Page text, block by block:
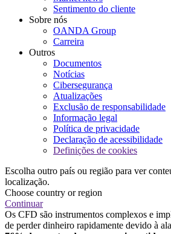
Sentimento do cliente
Sobre nós
OANDA Group
Carreira
Outros
Documentos
Notícias
Cibersegurança
Atualizações
Exclusão de responsabilidade
Informação legal
Política de privacidade
Declaração de acessibilidade
Definições de cookies
Escolha outro país ou região para ver
localização.
Choose country or region
Continuar
Os CFD são instrumentos complexos e
de perder dinheiro rapidamente devido à